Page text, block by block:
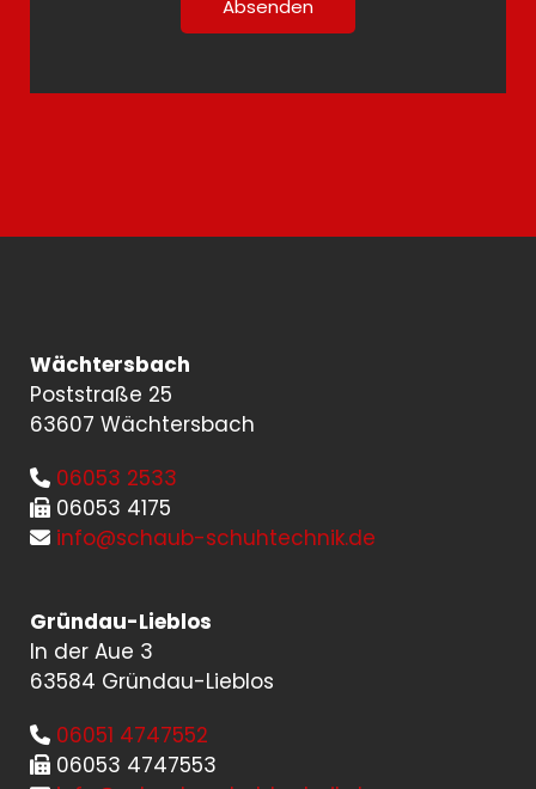
Wächtersbach
Poststraße 25
63607 Wächtersbach
 06053 2533
 06053 4175
 info@schaub-schuhtechnik.de
Gründau-Lieblos
In der Aue 3
63584 Gründau-Lieblos
 06051 4747552
 06053 4747553